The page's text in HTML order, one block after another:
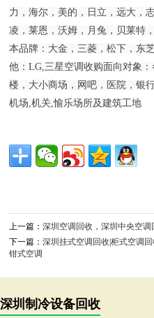
力，海尔，美的，日立，远大，
凌，莱恩，沃姆，月兔，贝莱特
本品牌：大金，三菱，松下，东
他：LG,三星空调收购面向对象
楼，大小商场，网吧，医院，银
机场,机关,愉乐场所及建筑工地
上一篇：深圳空调回收，深圳中央空
下一篇：深圳挂式空调回收|柜式空调
钳式空调
深圳制冷设备回收